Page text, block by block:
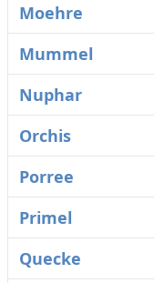
Moehre
Mummel
Nuphar
Orchis
Porree
Primel
Quecke